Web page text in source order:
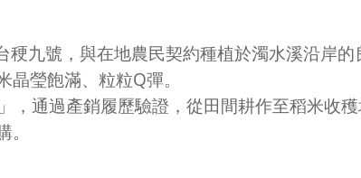
稉九號，與在地農民契約種植於濁水溪沿岸的
晶瑩飽滿、粒粒Q彈。
」，通過產銷履歷驗證，從田間耕作至稻米收
。